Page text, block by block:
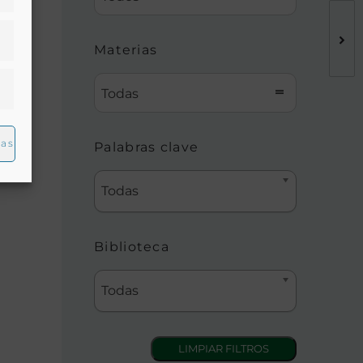
Materias
Todas
Palabras clave
Todas
Biblioteca
Todas